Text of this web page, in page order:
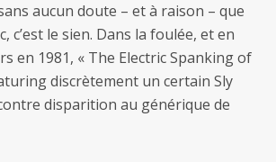
aucun doute – et à raison – que
c’est le sien. Dans la foulée, et en
en 1981, « The Electric Spanking of
discrètement un certain Sly
disparition au générique de